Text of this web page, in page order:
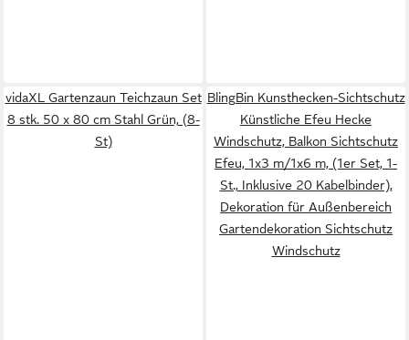
vidaXL Gartenzaun Teichzaun Set
8 stk. 50 x 80 cm Stahl Grün, (8-
St)
BlingBin Kunsthecken-Sichtschutz
Künstliche Efeu Hecke
Windschutz, Balkon Sichtschutz
Efeu, 1x3 m/1x6 m, (1er Set, 1-
St., Inklusive 20 Kabelbinder),
Dekoration für Außenbereich
Gartendekoration Sichtschutz
Windschutz